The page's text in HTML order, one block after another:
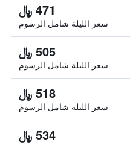
471 ﷼
سعر الليلة شامل الرسوم
505 ﷼
سعر الليلة شامل الرسوم
518 ﷼
سعر الليلة شامل الرسوم
534 ﷼